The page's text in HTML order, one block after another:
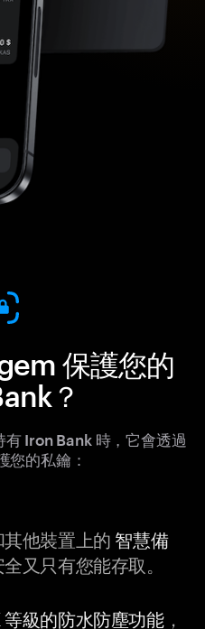
保護您的
？
Iron Bank 時，它會透過
您的私鑰：
他裝置上的 智慧備
又只有您能存取。
等級的防水防塵功能，